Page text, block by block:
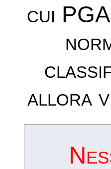
cui
allora